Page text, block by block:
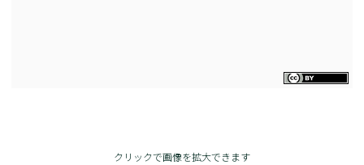
クリックで画像を拡大できます